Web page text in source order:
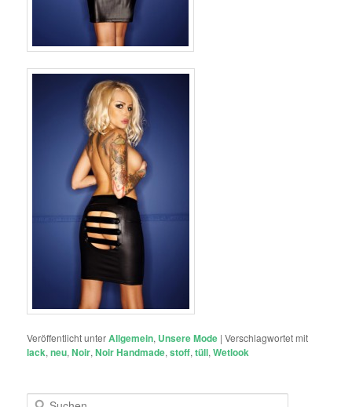
Veröffentlicht unterAllgemein, Unsere Mode |Verschlagwortet mit
lack,neu,Noir,Noir Handmade,stoff,tüll,Wetlook